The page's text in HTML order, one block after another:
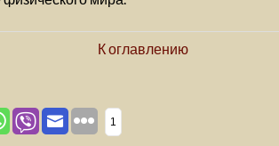
К оглавлению
1